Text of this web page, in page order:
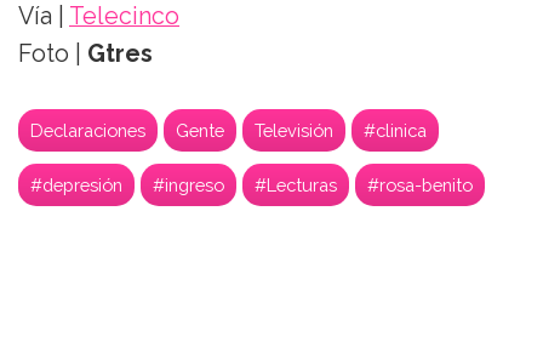
Vía | Telecinco
Foto |
Gtres
Declaraciones Gente Televisión #clinica
#depresión #ingreso #Lecturas #rosa-benito